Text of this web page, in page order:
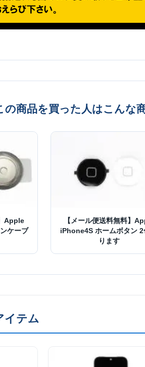
の商品を買った人はこんな
Apple
ケーブ
【メール便送料無料】
iPhone4S ホームボタン 2
ります
イテム